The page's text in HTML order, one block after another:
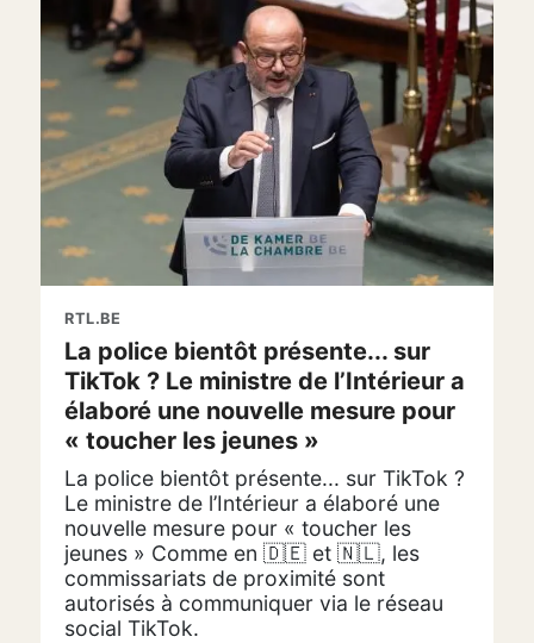
RTL.BE
La police bientôt présente... sur
TikTok ? Le ministre de l’Intérieur a
élaboré une nouvelle mesure pour
« toucher les jeunes »
La police bientôt présente... sur TikTok ?
Le ministre de l’Intérieur a élaboré une
nouvelle mesure pour « toucher les
jeunes » Comme en 🇩🇪 et 🇳🇱, les
commissariats de proximité sont
autorisés à communiquer via le réseau
social TikTok.